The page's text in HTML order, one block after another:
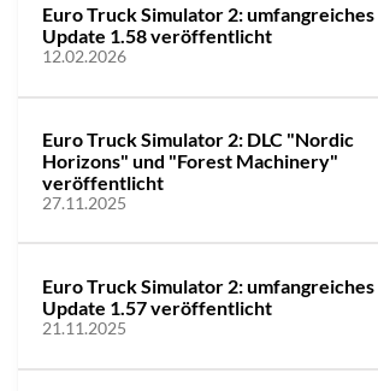
Euro Truck Simulator 2: umfangreiches
Update 1.58 veröffentlicht
12.02.2026
Euro Truck Simulator 2: DLC "Nordic
Horizons" und "Forest Machinery"
veröffentlicht
27.11.2025
Euro Truck Simulator 2: umfangreiches
Update 1.57 veröffentlicht
21.11.2025